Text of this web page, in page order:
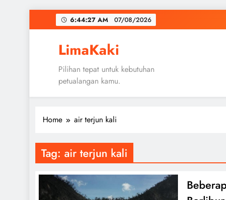
to
6:44:28 AM 07/08/2026
LimaKaki
Pilihan tepat untuk kebutuhan
petualangan kamu.
Home air terjun kali
Tag: air terjun kali